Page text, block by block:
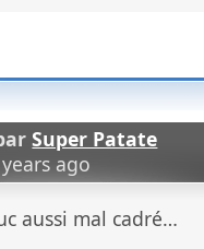
Super Patate
ago
aussi mal cadré…